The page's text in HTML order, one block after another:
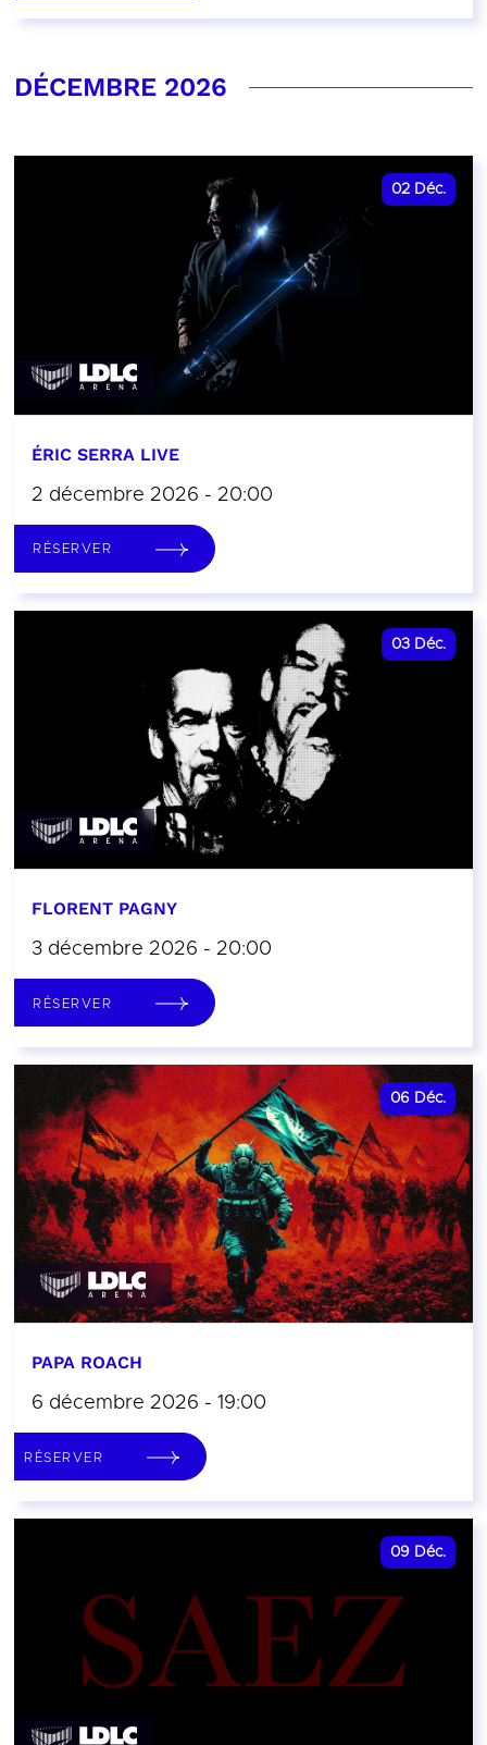
DÉCEMBRE 2026
02 Déc.
ÉRIC SERRA LIVE
2 décembre 2026 - 20:00
RÉSERVER
03 Déc.
FLORENT PAGNY
3 décembre 2026 - 20:00
RÉSERVER
06 Déc.
PAPA ROACH
6 décembre 2026 - 19:00
RÉSERVER
09 Déc.